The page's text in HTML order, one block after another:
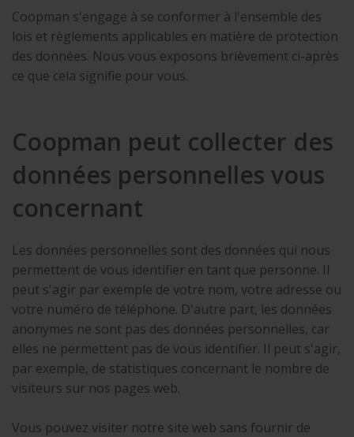
Coopman s'engage à se conformer à l'ensemble des
lois et règlements applicables en matière de protection
des données. Nous vous exposons brièvement ci-après
ce que cela signifie pour vous.
Coopman peut collecter des
données personnelles vous
concernant
Les données personnelles sont des données qui nous
permettent de vous identifier en tant que personne. Il
peut s'agir par exemple de votre nom, votre adresse ou
votre numéro de téléphone. D'autre part, les données
anonymes ne sont pas des données personnelles, car
elles ne permettent pas de vous identifier. Il peut s'agir,
par exemple, de statistiques concernant le nombre de
visiteurs sur nos pages web.
Vous pouvez visiter notre site web sans fournir de